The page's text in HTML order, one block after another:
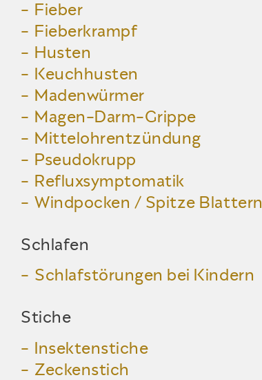
Fieber
Fieberkrampf
Husten
Keuchhusten
Madenwürmer
Magen-Darm-Grippe
Mittelohrentzündung
Pseudokrupp
Refluxsymptomatik
Windpocken / Spitze Blattern
Schlafen
Schlafstörungen bei Kindern
Stiche
Insektenstiche
Zeckenstich